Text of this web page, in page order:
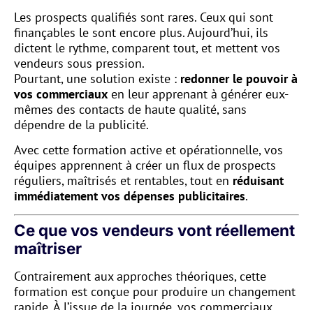
Les prospects qualifiés sont rares. Ceux qui sont
finançables le sont encore plus. Aujourd’hui, ils
dictent le rythme, comparent tout, et mettent vos
vendeurs sous pression.
Pourtant, une solution existe : redonner le pouvoir à
vos commerciaux en leur apprenant à générer eux-
mêmes des contacts de haute qualité, sans
dépendre de la publicité.
Avec cette formation active et opérationnelle, vos
équipes apprennent à créer un flux de prospects
réguliers, maîtrisés et rentables, tout en réduisant
immédiatement vos dépenses publicitaires.
Ce que vos vendeurs vont réellement
maîtriser
Contrairement aux approches théoriques, cette
formation est conçue pour produire un changement
rapide. À l’issue de la journée, vos commerciaux